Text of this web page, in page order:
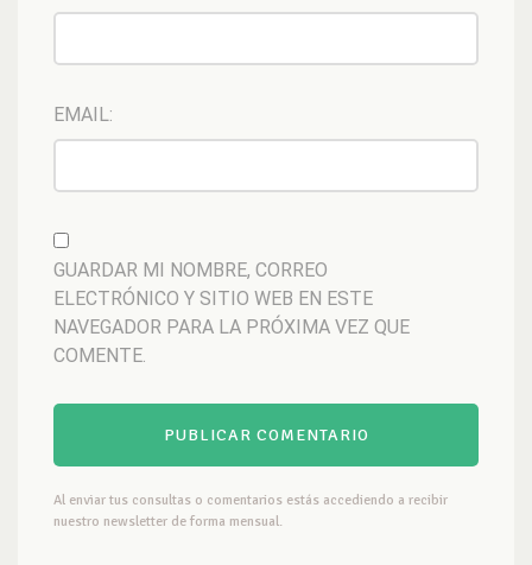
EMAIL:
GUARDAR MI NOMBRE, CORREO
ELECTRÓNICO Y SITIO WEB EN ESTE
NAVEGADOR PARA LA PRÓXIMA VEZ QUE
COMENTE.
Al enviar tus consultas o comentarios estás accediendo a recibir
nuestro newsletter de forma mensual.